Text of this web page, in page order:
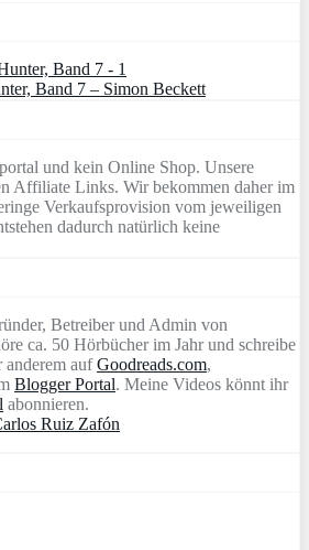
Band 7 – Simon Beckett
und kein Online Shop. Unsere
Affiliate Links. Wir bekommen daher im
Verkaufsprovision vom jeweiligen
dadurch natürlich keine
Betreiber und Admin von
ca. 50 Hörbücher im Jahr und schreibe
anderem aufGoodreads.com,
Blogger Portal. Meine Videos könnt ihr
abonnieren.
Ruiz Zafón